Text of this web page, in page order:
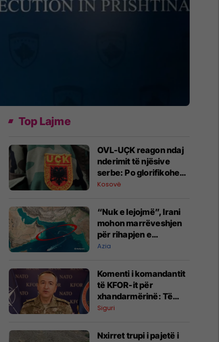
Top Lajme
OVL-UÇK reagon ndaj
nderimit të njësive
serbe: Po glorifikohen
mohuesit e krimeve të
Kosovë
“Nuk e lejojmë”, Irani
mohon marrëveshjen
për rihapjen e
Ngushticës së
Azia
Komenti i komandantit
të KFOR-it për
xhandarmërinë: Të
shmanget dyfishimi i
Siguri
Nxirret trupi i pajetë i